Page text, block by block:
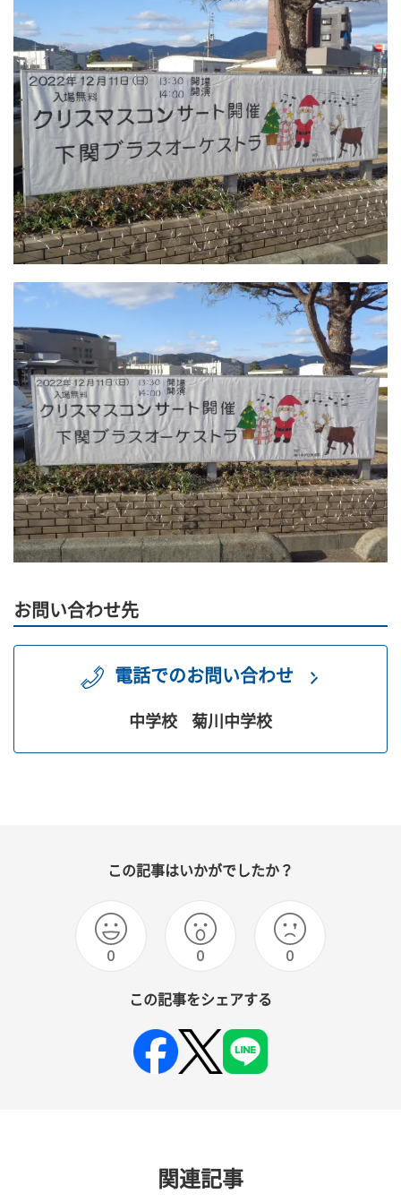
お問い合わせ先
電話でのお問い合わせ
中学校 菊川中学校
この記事はいかがでしたか？
0 0 0
この記事をシェアする
関連記事